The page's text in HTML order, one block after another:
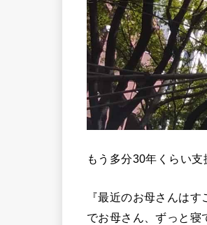
もう多分30年くらい
『最近のお母さんは
でお母さん、ずっと寝